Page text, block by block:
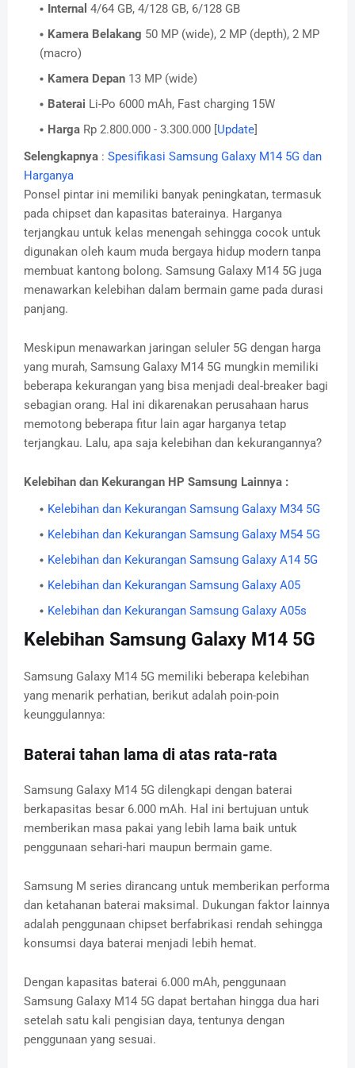
Internal 4/64 GB, 4/128 GB, 6/128 GB
Kamera Belakang 50 MP (wide), 2 MP (depth), 2 MP
(macro)
Kamera Depan 13 MP (wide)
Baterai Li-Po 6000 mAh, Fast charging 15W
Harga Rp 2.800.000 - 3.300.000 [Update]
Selengkapnya : Spesifikasi Samsung Galaxy M14 5G dan
Harganya
Ponsel pintar ini memiliki banyak peningkatan, termasuk
pada chipset dan kapasitas baterainya. Harganya
terjangkau untuk kelas menengah sehingga cocok untuk
digunakan oleh kaum muda bergaya hidup modern tanpa
membuat kantong bolong. Samsung Galaxy M14 5G juga
menawarkan kelebihan dalam bermain game pada durasi
panjang.
Meskipun menawarkan jaringan seluler 5G dengan harga
yang murah, Samsung Galaxy M14 5G mungkin memiliki
beberapa kekurangan yang bisa menjadi deal-breaker bagi
sebagian orang. Hal ini dikarenakan perusahaan harus
memotong beberapa fitur lain agar harganya tetap
terjangkau. Lalu, apa saja kelebihan dan kekurangannya?
Kelebihan dan Kekurangan HP Samsung Lainnya :
Kelebihan dan Kekurangan Samsung Galaxy M34 5G
Kelebihan dan Kekurangan Samsung Galaxy M54 5G
Kelebihan dan Kekurangan Samsung Galaxy A14 5G
Kelebihan dan Kekurangan Samsung Galaxy A05
Kelebihan dan Kekurangan Samsung Galaxy A05s
Kelebihan Samsung Galaxy M14 5G
Samsung Galaxy M14 5G memiliki beberapa kelebihan
yang menarik perhatian, berikut adalah poin-poin
keunggulannya:
Baterai tahan lama di atas rata-rata
Samsung Galaxy M14 5G dilengkapi dengan baterai
berkapasitas besar 6.000 mAh. Hal ini bertujuan untuk
memberikan masa pakai yang lebih lama baik untuk
penggunaan sehari-hari maupun bermain game.
Samsung M series dirancang untuk memberikan performa
dan ketahanan baterai maksimal. Dukungan faktor lainnya
adalah penggunaan chipset berfabrikasi rendah sehingga
konsumsi daya baterai menjadi lebih hemat.
Dengan kapasitas baterai 6.000 mAh, penggunaan
Samsung Galaxy M14 5G dapat bertahan hingga dua hari
setelah satu kali pengisian daya, tentunya dengan
penggunaan yang sesuai.